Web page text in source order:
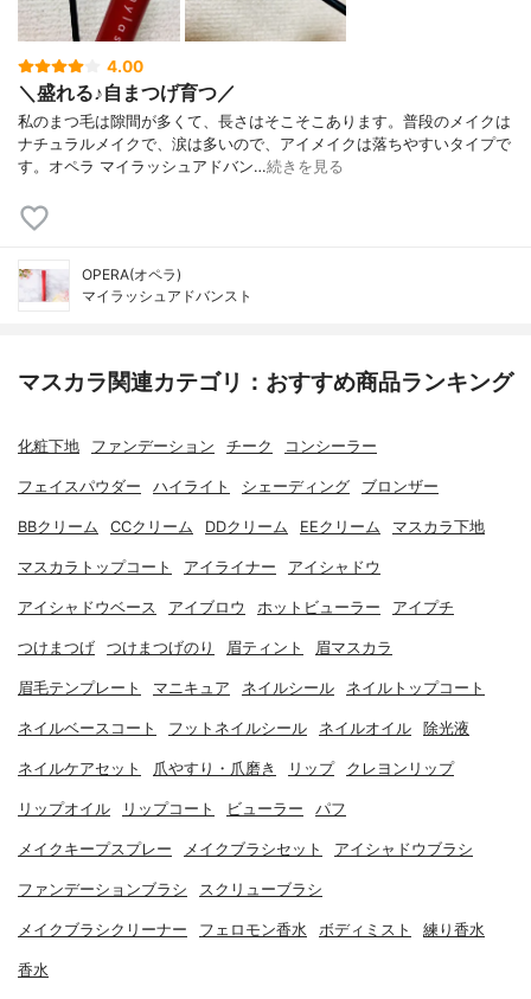
4.00
＼盛れる♪自まつげ育つ／
私のまつ毛は隙間が多くて、長さはそこそこあります。普段のメイクは
ナチュラルメイクで、涙は多いので、アイメイクは落ちやすいタイプで
す。オペラ マイラッシュアドバン…続きを見る
OPERA(オペラ)
マイラッシュアドバンスト
マスカラ関連カテゴリ：おすすめ商品ランキング
化粧下地 ファンデーション チーク コンシーラー
フェイスパウダー ハイライト シェーディング ブロンザー
BBクリーム CCクリーム DDクリーム EEクリーム マスカラ下地
マスカラトップコート アイライナー アイシャドウ
アイシャドウベース アイブロウ ホットビューラー アイプチ
つけまつげ つけまつげのり 眉ティント 眉マスカラ
眉毛テンプレート マニキュア ネイルシール ネイルトップコート
ネイルベースコート フットネイルシール ネイルオイル 除光液
ネイルケアセット 爪やすり・爪磨き リップ クレヨンリップ
リップオイル リップコート ビューラー パフ
メイクキープスプレー メイクブラシセット アイシャドウブラシ
ファンデーションブラシ スクリューブラシ
メイクブラシクリーナー フェロモン香水 ボディミスト 練り香水
香水